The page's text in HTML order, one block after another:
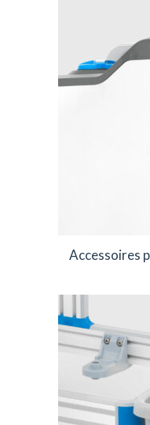
Accessoires